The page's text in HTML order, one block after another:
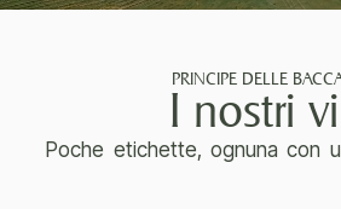
PRINCIPE DELLE
I nostri
Poche etichette, ognuna con